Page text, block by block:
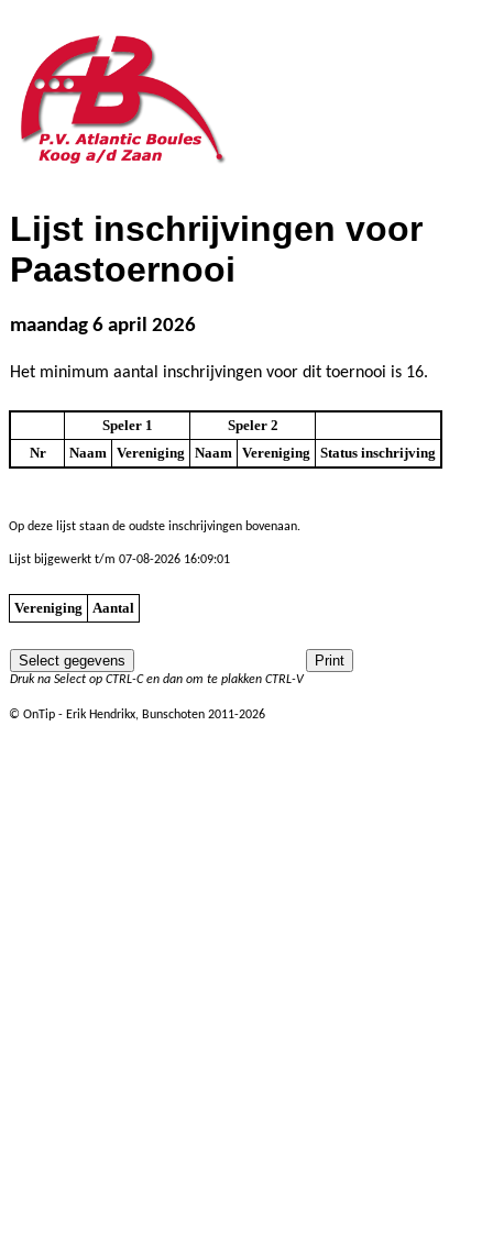
Lijst inschrijvingen voor
Paastoernooi
maandag 6 april 2026
Het minimum aantal inschrijvingen voor dit toernooi is 16.
Speler 1
Speler 2
Nr
Naam Vereniging Naam Vereniging Status inschrijving
Op deze lijst staan de oudste inschrijvingen bovenaan.
Lijst bijgewerkt t/m 07-08-2026 16:09:01
Vereniging Aantal
Druk na Select op CTRL-C en dan om te plakken CTRL-V
© OnTip - Erik Hendrikx, Bunschoten 2011-2026